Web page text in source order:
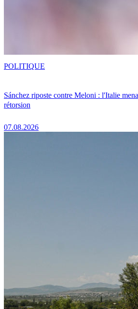
Sánchez riposte contre Meloni : l'Italie
rétorsion
07.08.2026
POLITIQUE